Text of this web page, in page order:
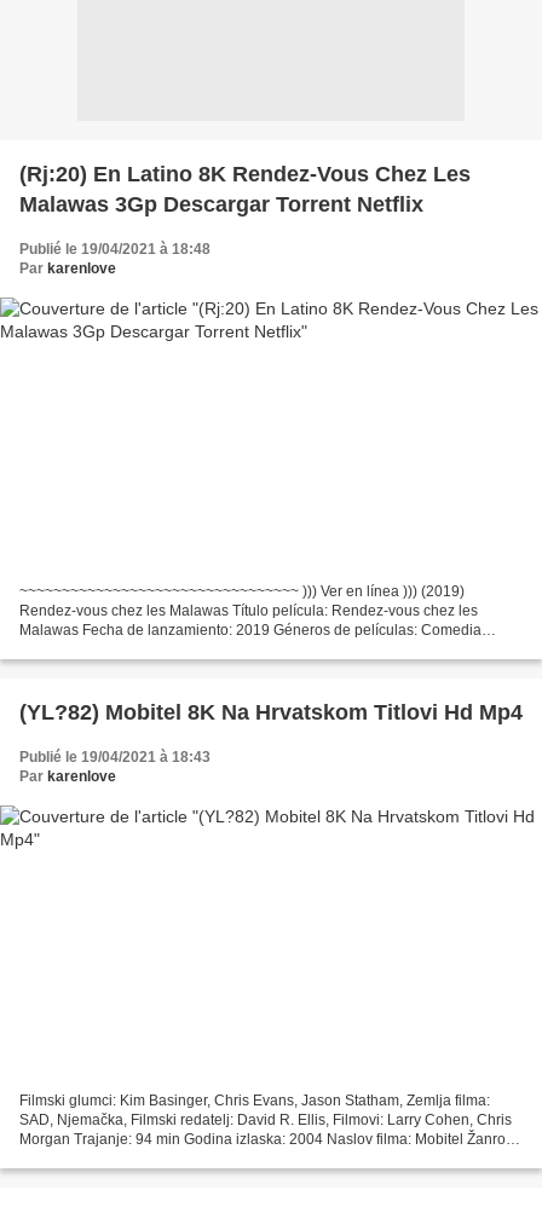
(Rj:20) En Latino 8K Rendez-Vous Chez Les
Malawas 3Gp Descargar Torrent Netflix
Publié le 19/04/2021 à 18:48
Par karenlove
~~~~~~~~~~~~~~~~~~~~~~~~~~~~~~~~~ ))) Ver en línea ))) (2019)
Rendez-vous chez les Malawas Título película: Rendez-vous chez les
Malawas Fecha de lanzamiento: 2019 Géneros de películas: Comedia
(YL?82) Mobitel 8K Na Hrvatskom Titlovi Hd Mp4
Publié le 19/04/2021 à 18:43
Par karenlove
Filmski glumci: Kim Basinger, Chris Evans, Jason Statham, Zemlja filma:
SAD, Njemačka, Filmski redatelj: David R. Ellis, Filmovi: Larry Cohen, Chris
Morgan Trajanje: 94 min Godina izlaska: 2004 Naslov filma: Mobitel Žanrovi